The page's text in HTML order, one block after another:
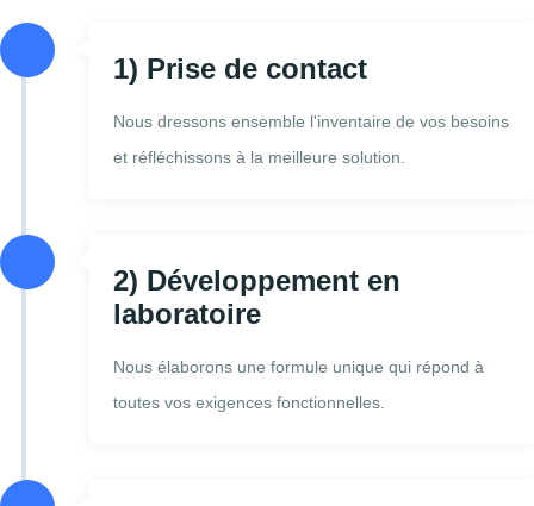
1) Prise de contact
Nous dressons ensemble l'inventaire de vos besoins
et réfléchissons à la meilleure solution.
2) Développement en
laboratoire
Nous élaborons une formule unique qui répond à
toutes vos exigences fonctionnelles.